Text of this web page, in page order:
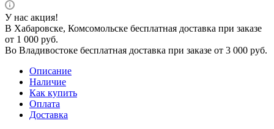
У нас акция!
В Хабаровске, Комсомольске бесплатная доставка при заказе
от 1 000 руб.
Во Владивостоке бесплатная доставка при заказе от 3 000 руб.
Описание
Наличие
Как купить
Оплата
Доставка